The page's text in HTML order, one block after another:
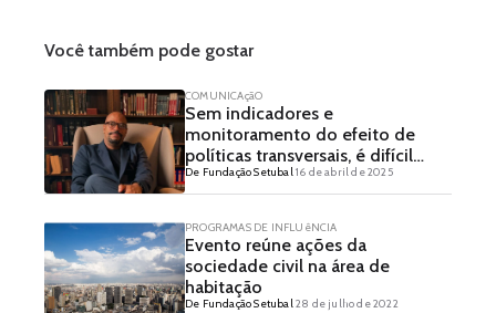
Você também pode gostar
COMUNICAçãO
Sem indicadores e
monitoramento do efeito de
políticas transversais, é difícil
entender como o orçamento
alcança as populações negras –
Entrevista com Cristiano
Rodrigues
De Fundação Setubal16 de abril de 2025
PROGRAMAS DE INFLUêNCIA
Evento reúne ações da
sociedade civil na área de
habitação
De Fundação Setubal28 de julho de 2022